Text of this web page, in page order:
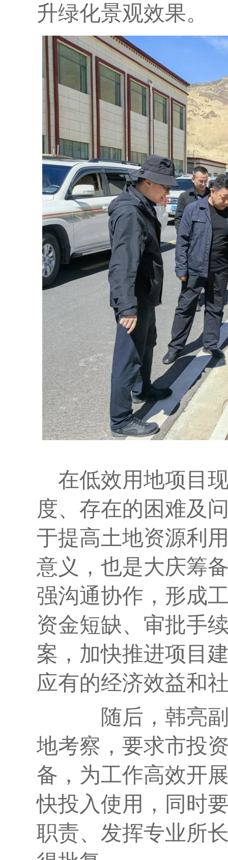
升绿化景观效果。
在低效用地项目
度、存在的困难及
于提高土地资源利
意义， 也是大庆筹
强沟通协作，形成
资金短缺、审批手
案，加快推进项目
应有的经济效益和
随后， 韩亮
地考察，要求市投
备，为工作高效开
快投入使用 ，同时
职责、发挥专业所